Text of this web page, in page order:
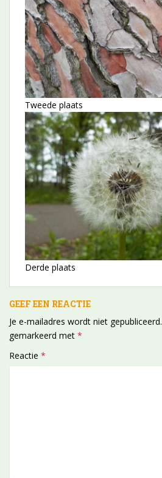
Tweede plaats
Derde plaats
GEEF EEN REACTIE
Je e-mailadres wordt niet gepubliceerd.
gemarkeerd met *
Reactie *